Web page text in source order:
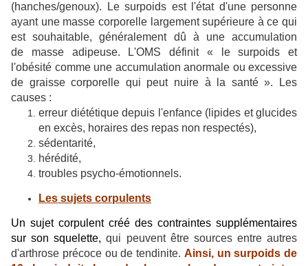
(hanches/genoux). Le surpoids est l'état d'une personne
ayant une masse corporelle largement supérieure à ce qui
est souhaitable, généralement dû à une accumulation
de masse adipeuse. L'OMS définit « le surpoids et
l'obésité comme une accumulation anormale ou excessive
de graisse corporelle qui peut nuire à la santé ». Les
causes :
erreur diététique depuis l'enfance (lipides et glucides
en excès, horaires des repas non respectés),
sédentarité,
hérédité,
troubles psycho-émotionnels.
Les sujets corpulents
Un sujet corpulent créé des contraintes supplémentaires
sur son squelette, qui peuvent être sources entre autres
d'arthrose précoce ou de tendinite. Ainsi, un surpoids de